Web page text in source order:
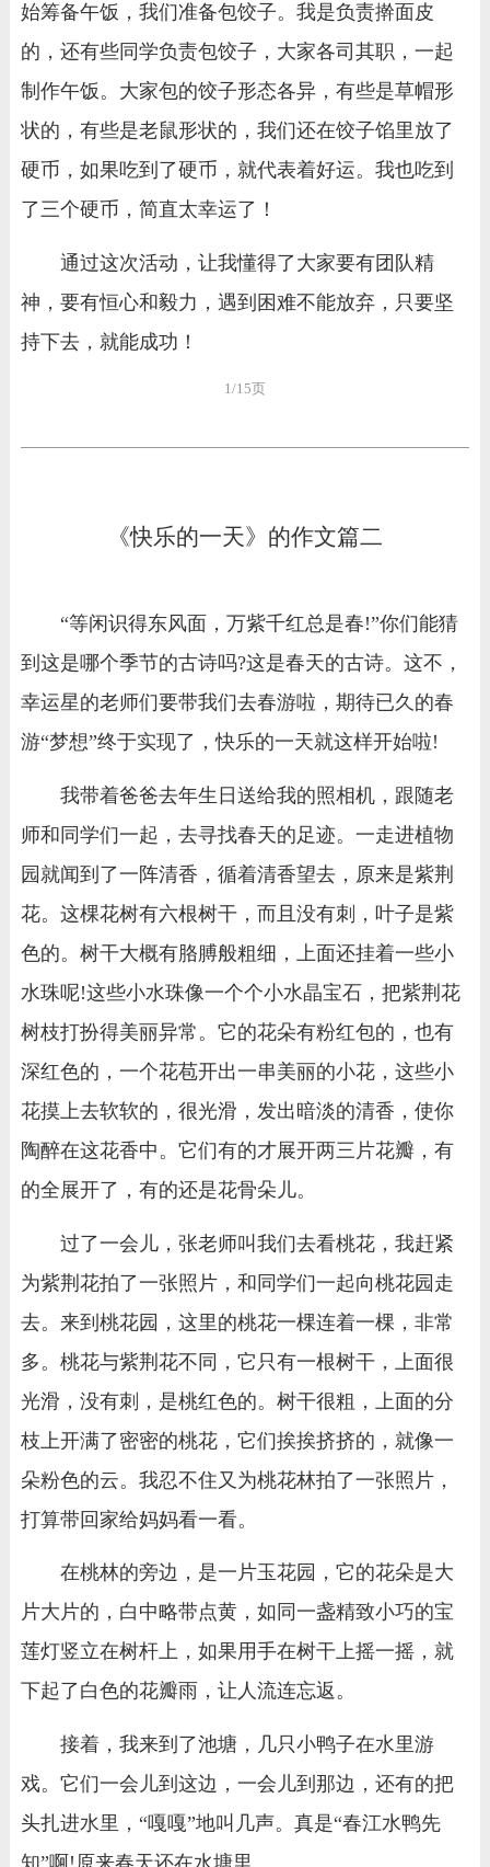
始筹备午饭，我们准备包饺子。我是负责擀面皮
的，还有些同学负责包饺子，大家各司其职，一起
制作午饭。大家包的饺子形态各异，有些是草帽形
状的，有些是老鼠形状的，我们还在饺子馅里放了
硬币，如果吃到了硬币，就代表着好运。我也吃到
了三个硬币，简直太幸运了！
通过这次活动，让我懂得了大家要有团队精
神，要有恒心和毅力，遇到困难不能放弃，只要坚
持下去，就能成功！
1/15页
《快乐的一天》的作文篇二
“等闲识得东风面，万紫千红总是春!”你们能猜
到这是哪个季节的古诗吗?这是春天的古诗。这不，
幸运星的老师们要带我们去春游啦，期待已久的春
游“梦想”终于实现了，快乐的一天就这样开始啦!
我带着爸爸去年生日送给我的照相机，跟随老
师和同学们一起，去寻找春天的足迹。一走进植物
园就闻到了一阵清香，循着清香望去，原来是紫荆
花。这棵花树有六根树干，而且没有刺，叶子是紫
色的。树干大概有胳膊般粗细，上面还挂着一些小
水珠呢!这些小水珠像一个个小水晶宝石，把紫荆花
树枝打扮得美丽异常。它的花朵有粉红包的，也有
深红色的，一个花苞开出一串美丽的小花，这些小
花摸上去软软的，很光滑，发出暗淡的清香，使你
陶醉在这花香中。它们有的才展开两三片花瓣，有
的全展开了，有的还是花骨朵儿。
过了一会儿，张老师叫我们去看桃花，我赶紧
为紫荆花拍了一张照片，和同学们一起向桃花园走
去。来到桃花园，这里的桃花一棵连着一棵，非常
多。桃花与紫荆花不同，它只有一根树干，上面很
光滑，没有刺，是桃红色的。树干很粗，上面的分
枝上开满了密密的桃花，它们挨挨挤挤的，就像一
朵粉色的云。我忍不住又为桃花林拍了一张照片，
打算带回家给妈妈看一看。
在桃林的旁边，是一片玉花园，它的花朵是大
片大片的，白中略带点黄，如同一盏精致小巧的宝
莲灯竖立在树杆上，如果用手在树干上摇一摇，就
下起了白色的花瓣雨，让人流连忘返。
接着，我来到了池塘，几只小鸭子在水里游
戏。它们一会儿到这边，一会儿到那边，还有的把
头扎进水里，“嘎嘎”地叫几声。真是“春江水鸭先
知”啊!原来春天还在水塘里。